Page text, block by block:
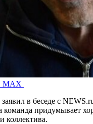
MAX
в беседе с
команда придумывает
коллектива.